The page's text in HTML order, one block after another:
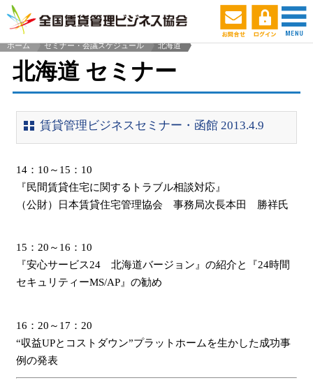
ホーム
セミナー・会議スケジュール
>
北海道
北海道 セミナー
賃貸管理ビジネスセミナー・函館 2013.4.9
14：10～15：10
『民間賃貸住宅に関するトラブル相談対応』
（公財）日本賃貸住宅管理協会 事務局次長本田 勝祥氏
15：20～16：10
『安心サービス24 北海道バージョン』の紹介と『24時間
セキュリティーMS/AP』の勧め
16：20～17：20
“収益UPとコストダウン”プラットホームを生かした成功事
例の発表